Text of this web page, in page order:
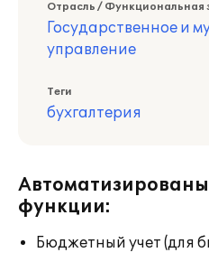
Отрасль / Функциональная
Государственное и
управление
Теги
бухгалтерия
функции:
Бюджетный учет (для